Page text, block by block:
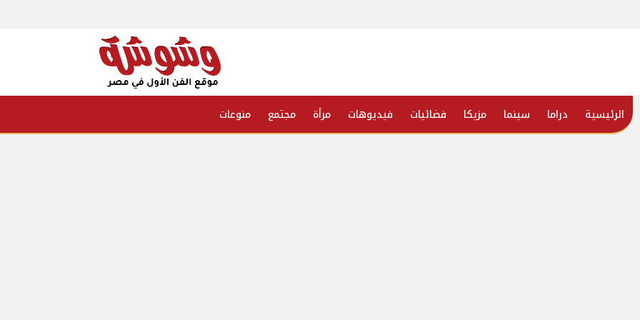
الرئيسية دراما سينما مزيكا فضائيات فيديوهات مرأة مجتمع منوعات